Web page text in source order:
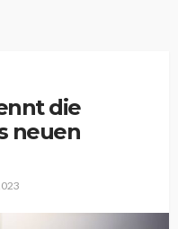
die
neuen